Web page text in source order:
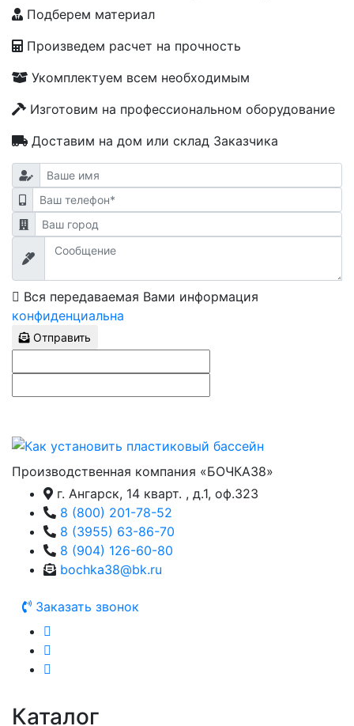
Подберем материал
Произведем расчет на прочность
Укомплектуем всем необходимым
Изготовим на профессиональном оборудование
Доставим на дом или склад Заказчика
Вся передаваемая Вами информация
конфиденциальна
Отправить
Производственная компания «БОЧКА38»
г. Ангарск, 14 кварт. , д.1, оф.323
8 (800) 201-78-52
8 (3955) 63-86-70
8 (904) 126-60-80
bochka38@bk.ru
Заказать звонок
Каталог